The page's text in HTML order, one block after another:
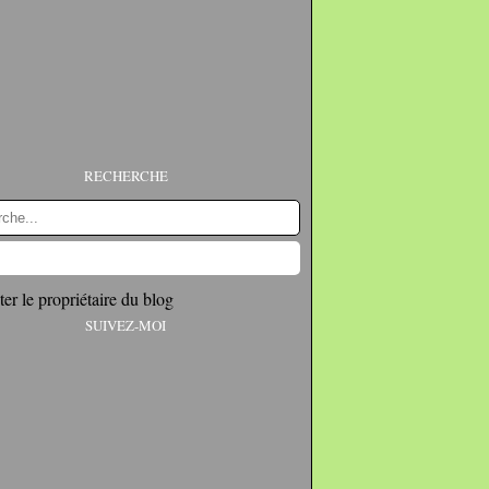
RECHERCHE
le propriétaire du blog
SUIVEZ-MOI